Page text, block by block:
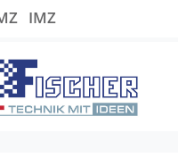
IMZ